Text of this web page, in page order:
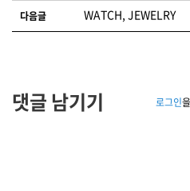
다음글 WATCH, JEWELRY
댓글 남기기 로그인